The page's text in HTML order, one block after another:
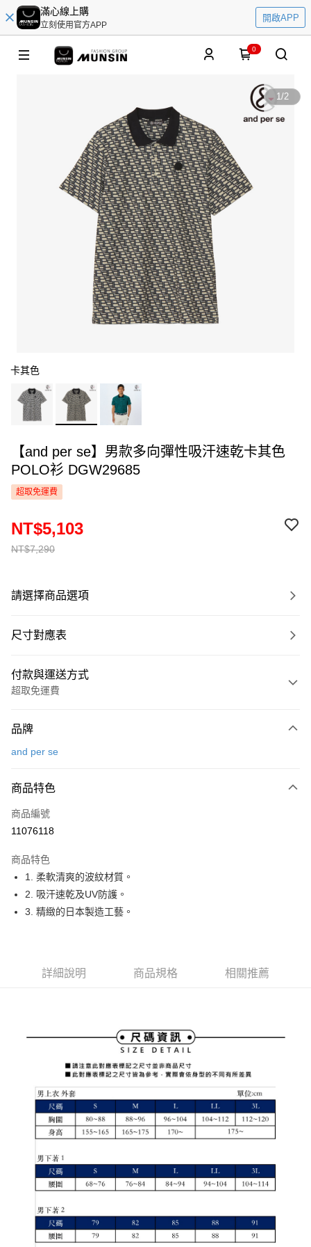
滿心線上購
立刻使用官方APP
開啟APP
0
1/2
卡其色
【and per se】男款多向彈性吸汗速乾卡其色
POLO衫 DGW29685
超取免運費
NT$7,290
NT$5,103
請選擇商品選項
尺寸對應表
付款與運送方式
超取免運費
信用卡一次付款
LINE Pay
Apple Pay
悠遊付
大哥付你分期
相關說明
成交易。
【繳款方式說明】
1.分期款項不併入電信帳單，「大哥付你分期」於每月結算日後寄送繳費提
2.透過簡訊連結打開帳單後，可選擇「超商條碼／台灣大直營門市／銀行轉
帳／街口支付／iPASS MONEY」等通路繳費。
【注意事項】
1.本服務係由「台灣大哥大股份有限公司」（以下簡稱本公司）所提供，讓
用戶於交易時，得透過本服務購買商品或服務，並由商店將買賣／分期付款
2.基於同意付款使用「大哥付你分期」之契約關係目的，商店將以您的個人
資料（包含姓名、電話或地址）提供予台灣大哥大進項蒐集、處理及利用，
由本公司與您本人進行分期帳單所需資料之確認、核對及更正。
【關於「AFTEE先享後付」】
AFTEE先享後付是「在收到商品之後才付款」的支付方式。 讓您購物簡單
３．安心：先確認商品／服務後，再付款。
【「AFTEE先享後付」結帳流程】
１．於結帳方式選擇「AFTEE先享後付」後，將跳轉至「AFTEE先享後付」
結帳頁面，進行簡訊認證並確認金額後，即可完成結帳。
２．訂單成立數日內，您將收到繳費通知簡訊。
３．收到繳費通知簡訊後14天內，點擊此簡訊中的連結，可透過四大超商／
ATM／網路銀行／等多元方式進行付款，方視為交易完成。
※ 請注意：結帳手續完成當下不需立刻繳費，但若您需要取消訂單，請聯絡
購買商品的店家。未經商家同意取消之訂單仍視為有效，需透過AFTEE先享
後付繳納相關費用。
※ 交易是否成功請以「AFTEE先享後付 」之結帳頁面顯示為準，若有關於
是否繳費成功／繳費後需取消欲退款等相關疑問，請聯繫「AFTEE先享後付
客戶支援中心」https://netprotections.freshdesk.com/support/home
【注意事項】
１．透過由恩沛科技股份有限公司提供之「AFTEE先享後付」服務完成之交
易，需依本服務之必要範圍內提供個人資料，並將交易相關給付款項請求債
ATM付款
全家取貨付款
付款後全家取貨
免運費
萊爾富取貨付款
免運費
付款後萊爾富取貨
7-11取貨付款
免運費
品牌
and per se
商品特色
商品編號
11076118
商品特色
1. 柔軟清爽的波紋材質。
2. 吸汗速乾及UV防護。
3. 精緻的日本製造工藝。
詳細說明 商品規格 相關推薦